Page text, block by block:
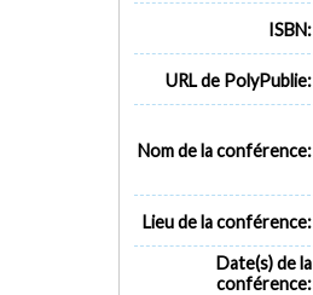
ISBN:
URL de PolyPublie:
Nom de la conférence:
Lieu de la conférence:
Date(s) de la
conférence: